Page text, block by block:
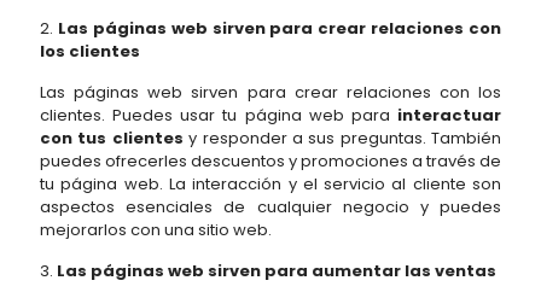
2. Las páginas web sirven para crear relaciones con
los clientes
Las páginas web sirven para crear relaciones con los
clientes. Puedes usar tu página web para interactuar
con tus clientes y responder a sus preguntas. También
puedes ofrecerles descuentos y promociones a través de
tu página web. La interacción y el servicio al cliente son
aspectos esenciales de cualquier negocio y puedes
mejorarlos con una sitio web.
3. Las páginas web sirven para aumentar las ventas